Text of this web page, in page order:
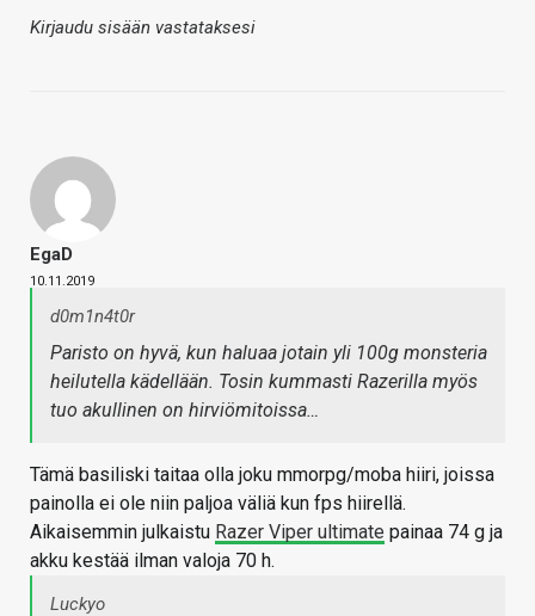
Kirjaudu sisään vastataksesi
EgaD
10.11.2019
d0m1n4t0r
Paristo on hyvä, kun haluaa jotain yli 100g monsteria
heilutella kädellään. Tosin kummasti Razerilla myös
tuo akullinen on hirviömitoissa…
Tämä basiliski taitaa olla joku mmorpg/moba hiiri, joissa
painolla ei ole niin paljoa väliä kun fps hiirellä.
Aikaisemmin julkaistu Razer Viper ultimate painaa 74 g ja
akku kestää ilman valoja 70 h.
Luckyo